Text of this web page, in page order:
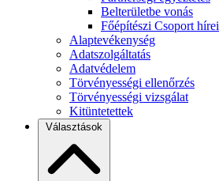
Belterületbe vonás
Főépítészi Csoport hírei
Alaptevékenység
Adatszolgáltatás
Adatvédelem
Törvényességi ellenőrzés
Törvényességi vizsgálat
Kitüntetettek
Választások